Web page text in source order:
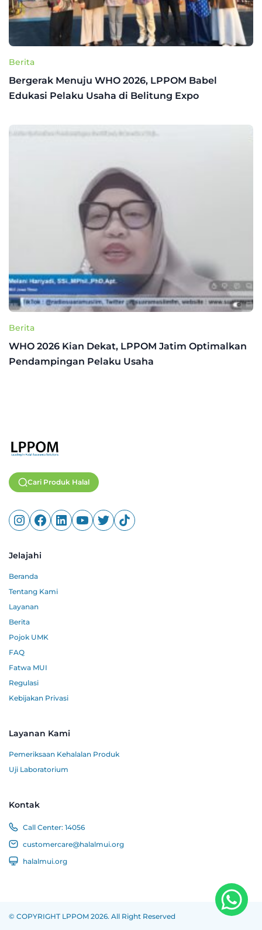
Berita
Bergerak Menuju WHO 2026, LPPOM Babel
Edukasi Pelaku Usaha di Belitung Expo
Berita
WHO 2026 Kian Dekat, LPPOM Jatim Optimalkan
Pendampingan Pelaku Usaha
Cari Produk Halal
Jelajahi
Beranda
Tentang Kami
Layanan
Berita
Pojok UMK
FAQ
Fatwa MUI
Regulasi
Kebijakan Privasi
Layanan Kami
Pemeriksaan Kehalalan Produk
Uji Laboratorium
Kontak
Call Center: 14056
customercare@halalmui.org
halalmui.org
© COPYRIGHT LPPOM 2026. All Right Reserved